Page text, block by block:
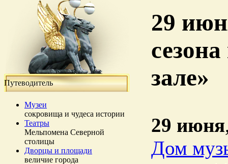
Путеводитель
Музеи
сокровища и чудеса истории
Театры
Мельпомена Северной
столицы
Дворцы и площади
величие города
29
зале»
29 июня
Дом